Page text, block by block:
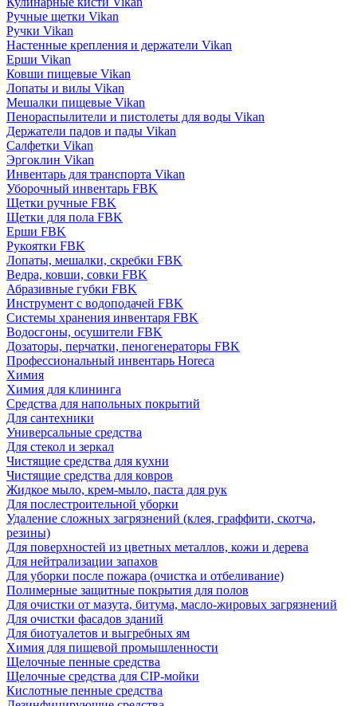
Ручные щетки Vikan
Ручки Vikan
Настенные крепления и держатели Vikan
Ерши Vikan
Ковши пищевые Vikan
Лопаты и вилы Vikan
Мешалки пищевые Vikan
Пенораспылители и пистолеты для воды Vikan
Держатели падов и пады Vikan
Салфетки Vikan
Эргоклин Vikan
Инвентарь для транспорта Vikan
Уборочный инвентарь FBK
Щетки ручные FBK
Щетки для пола FBK
Ерши FBK
Рукоятки FBK
Лопаты, мешалки, скребки FBK
Ведра, ковши, совки FBK
Абразивные губки FBK
Инструмент с водоподачей FBK
Системы хранения инвентаря FBK
Водосгоны, осушители FBK
Дозаторы, перчатки, пеногенераторы FBK
Профессиональный инвентарь Horeca
Химия
Химия для клининга
Средства для напольных покрытий
Для сантехники
Универсальные средства
Для стекол и зеркал
Чистящие средства для кухни
Чистящие средства для ковров
Жидкое мыло, крем-мыло, паста для рук
Для послестроительной уборки
Удаление сложных загрязнений (клея, граффити, скотча,
резины)
Для поверхностей из цветных металлов, кожи и дерева
Для нейтрализации запахов
Для уборки после пожара (очистка и отбеливание)
Полимерные защитные покрытия для полов
Для очистки от мазута, битума, масло-жировых загрязнений
Для очистки фасадов зданий
Для биотуалетов и выгребных ям
Химия для пищевой промышленности
Щелочные пенные средства
Щелочные средства для CIP-мойки
Кислотные пенные средства